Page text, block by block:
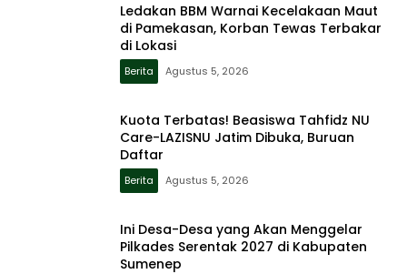
Ledakan BBM Warnai Kecelakaan Maut
di Pamekasan, Korban Tewas Terbakar
di Lokasi
Berita Agustus 5, 2026
Kuota Terbatas! Beasiswa Tahfidz NU
Care-LAZISNU Jatim Dibuka, Buruan
Daftar
Berita Agustus 5, 2026
Ini Desa-Desa yang Akan Menggelar
Pilkades Serentak 2027 di Kabupaten
Sumenep